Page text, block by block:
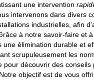
une intervention
intervenons dans divers
industrielles, afin
à notre savoir-faire et
une élimination durable et
scrupuleusement les
pour découvrir des
objectif est de vous